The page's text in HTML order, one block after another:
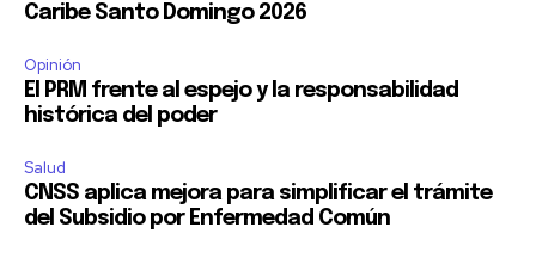
Caribe Santo Domingo 2026
Opinión
El PRM frente al espejo y la responsabilidad
histórica del poder
Salud
CNSS aplica mejora para simplificar el trámite
del Subsidio por Enfermedad Común